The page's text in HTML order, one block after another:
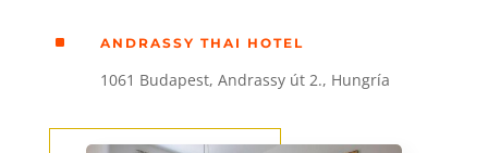
^ ANDRASSY THAI HOTEL
1061 Budapest, Andrassy út 2., Hungría